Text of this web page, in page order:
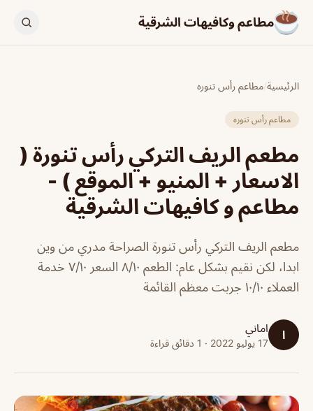
مطاعم وكافيهات الشرقية
الرئيسية/مطاعم رأس تنوره
مطاعم رأس تنوره
مطعم الريف التركي رأس تنورة (
الاسعار + المنيو + الموقع ) -
مطاعم و كافيهات الشرقية
مطعم الريف التركي رأس تنورة الصراحة مدري من وين
ابدا، لكن نقيم بشكل عام: الطعم ٨/١٠ السعر ٧/١٠ خدمة
العملاء ١٠/١٠ جربت معظم القائمة
ا اماني
17 يوليو 2022 · 1 دقائق قراءة